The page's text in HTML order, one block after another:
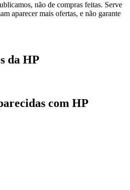
não de compras feitas. Serve
aparecer mais ofertas, e não garante
da HP
com HP